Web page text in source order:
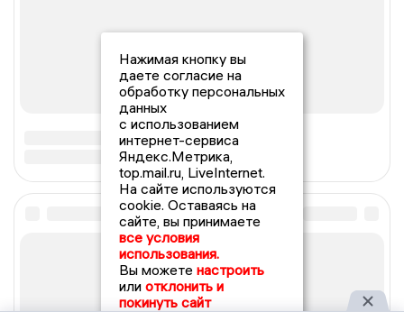
Нажимая кнопку вы
даете согласие на
обработку персональных
данных
с использованием
интернет-сервиса
Яндекс.Метрика,
top.mail.ru, LiveInternet.
На сайте используются
cookie. Оставаясь на
сайте, вы принимаете
все условия
использования.
Вы можете настроить
или отклонить и
покинуть сайт